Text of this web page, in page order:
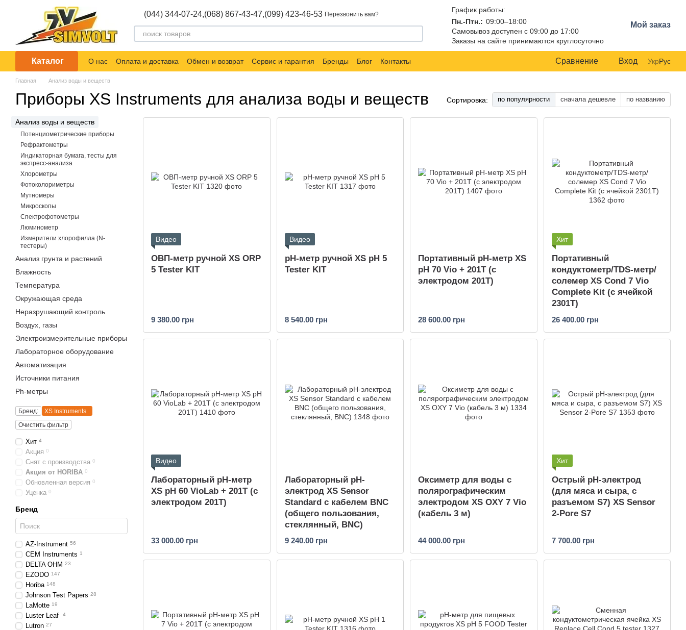
Перейти к основному контенту
(044) 344-07-24,(068) 867-43-47,(099) 423-46-53 Перезвонить вам?
График работы:
Пн.-Птн.: 09:00–18:00
Самовывоз доступен с 09:00 до 17:00
Заказы на сайте принимаются круглосуточно
Мой заказ
Каталог О нас Оплата и доставка Обмен и возврат Сервис и гарантия Бренды Блог Контакты Сравнение Вход УкрРус
Главная Анализ воды и веществ
Приборы XS Instruments для анализа воды и веществ Сортировка: по популярности сначала дешевле по названию
Видео
ОВП-метр ручной XS ORP
5 Tester KIT
9 380.00 грн
Видео
pH-метр ручной XS pH 5
Tester KIT
8 540.00 грн
Портативный pH-метр XS
pH 70 Vio + 201T (с
электродом 201T)
28 600.00 грн
Хит
Портативный
кондуктометр/TDS-метр/
солемер XS Cond 7 Vio
Complete Kit (с ячейкой
2301T)
26 400.00 грн
Видео
Лабораторный pH-метр
XS pH 60 VioLab + 201T (с
электродом 201T)
33 000.00 грн
Лабораторный pH-
электрод XS Sensor
Standard с кабелем BNC
(общего пользования,
стеклянный, BNC)
9 240.00 грн
Оксиметр для воды с
полярографическим
электродом XS OXY 7 Vio
(кабель 3 м)
44 000.00 грн
Хит
Острый pH-электрод
(для мяса и сыра, с
разъемом S7) XS Sensor
2-Pore S7
7 700.00 грн
Анализ воды и веществ
Потенциометрические приборы
Рефрактометры
Индикаторная бумага, тесты для
экспресс-анализа
Хлорометры
Фотоколориметры
Мутномеры
Микроскопы
Спектрофотометры
Люминометр
Измерители хлорофилла (N-
тестеры)
Анализ грунта и растений
Влажность
Температура
Окружающая среда
Неразрушающий контроль
Воздух, газы
Электроизмерительные приборы
Лабораторное оборудование
Автоматизация
Источники питания
Ph-метры
Бренд:
XS Instruments
Очистить фильтр
Хит 4
Акция 0
Снят с производства 0
Акция от HORIBA 0
Обновленная версия 0
Уценка 0
Бренд
AZ-Instrument 56
CEM Instruments 1
DELTA OHM 23
EZODO 147
Horiba 148
Johnson Test Papers 28
LaMotte 19
Luster Leaf 4
Lutron 27